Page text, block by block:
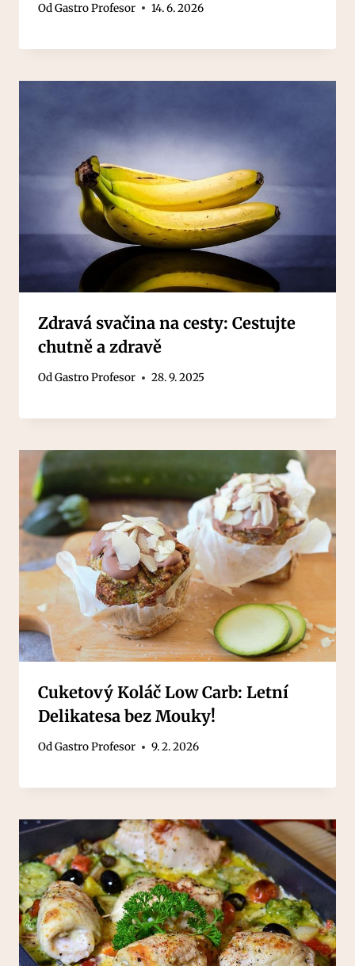
OdGastro Profesor 14. 6. 2026
Zdravá svačina na cesty: Cestujte
chutně a zdravě
OdGastro Profesor 28. 9. 2025
Cuketový Koláč Low Carb: Letní
Delikatesa bez Mouky!
OdGastro Profesor 9. 2. 2026